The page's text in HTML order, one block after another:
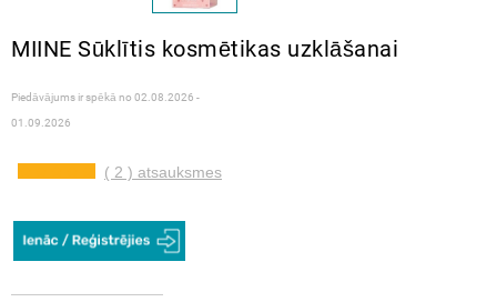
MIINE Sūklītis kosmētikas uzklāšanai
Piedāvājums ir spēkā no 02.08.2026 -
01.09.2026
( 2 ) atsauksmes